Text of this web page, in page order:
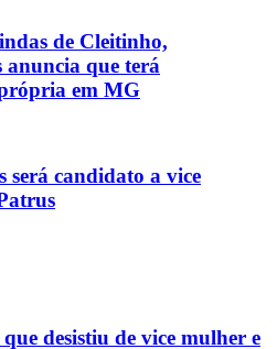
de Cleitinho,
anuncia que terá
em MG
será candidato a vice
desistiu de vice mulher e